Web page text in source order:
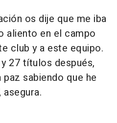
os dije que me iba
aliento en el campo
club y a este equipo.
27 títulos después,
sabiendo que he